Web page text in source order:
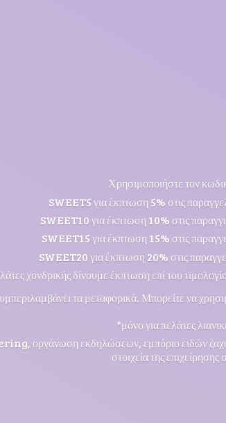
Χρησιμοποιήστε τον
SWEET5 για έκπτωση 5% στις
SWEET10 για έκπτωση 10% στις
SWEET15 για έκπτωση 15% στις
SWEET20 για έκπτωση 20% στις
χονδρικής δίνουμε έκπτωση επί του
τα μεταφορικά. Μπορείτε να
*μόνο για πελάτες
οργάνωση εκδηλώσεων, εμπόριο ειδών
στοιχεία της επιχείρησης